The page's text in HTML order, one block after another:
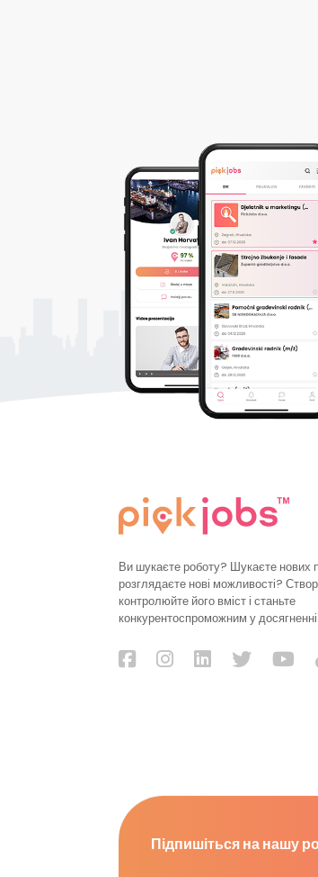
Ви шукаєте роботу? Шукаєте нових
розглядаєте нові можливості?
контролюйте його вміст і станьте
конкурентоспроможним у досягненні
Підпишіться на нашу